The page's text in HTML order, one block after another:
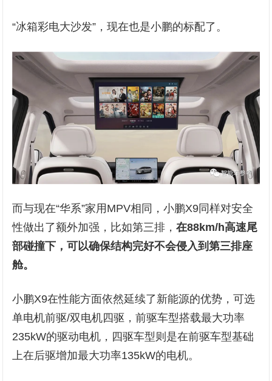
“冰箱彩电大沙发”，现在也是小鹏的标配了。
而与现在“华系”家用MPV相同，小鹏X9同样对安全
性做出了额外加强，比如第三排，在88km/h高速尾
部碰撞下，可以确保结构完好不会侵入到第三排座
舱。
小鹏X9在性能方面依然延续了新能源的优势，可选
单电机前驱/双电机四驱，前驱车型搭载最大功率
235kW的驱动电机，四驱车型则是在前驱车型基础
上在后驱增加最大功率135kW的电机。